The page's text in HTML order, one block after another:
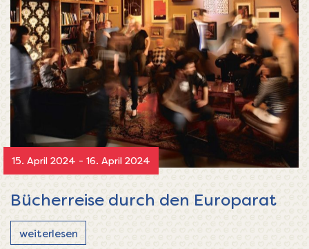
15. April 2024 - 16. April 2024
Bücherreise durch den Europarat
weiterlesen